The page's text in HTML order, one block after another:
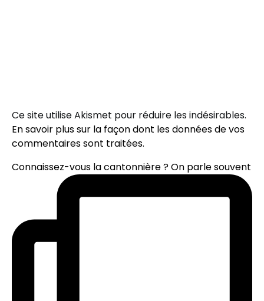
Ce site utilise Akismet pour réduire les indésirables.
En savoir plus sur la façon dont les données de vos
commentaires sont traitées.
Connaissez-vous la cantonnière ? On parle souvent